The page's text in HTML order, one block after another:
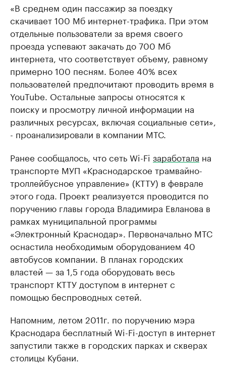
«В среднем один пассажир за поездку
скачивает 100 Мб интернет-трафика. При этом
отдельные пользователи за время своего
проезда успевают закачать до 700 Мб
интернета, что соответствует объему, равному
примерно 100 песням. Более 40% всех
пользователей предпочитают проводить время в
YouTube. Остальные запросы относятся к
поиску и просмотру личной информации на
различных ресурсах, включая социальные сети»,
- проанализировали в компании МТС.
Ранее сообщалось, что сеть Wi-Fi заработала на
транспорте МУП «Краснодарское трамвайно-
троллейбусное управление» (КТТУ) в феврале
этого года. Проект реализуется проводится по
поручению главы города Владимира Евланова в
рамках муниципальной программы
«Электронный Краснодар». Первоначально МТС
оснастила необходимым оборудованием 40
автобусов компании. В планах городских
властей — за 1,5 года оборудовать весь
транспорт КТТУ доступом в интернет с
помощью беспроводных сетей.
Напомним, летом 2011г. по поручению мэра
Краснодара бесплатный Wi-Fi-доступ в интернет
запустили также в городских парках и скверах
столицы Кубани.